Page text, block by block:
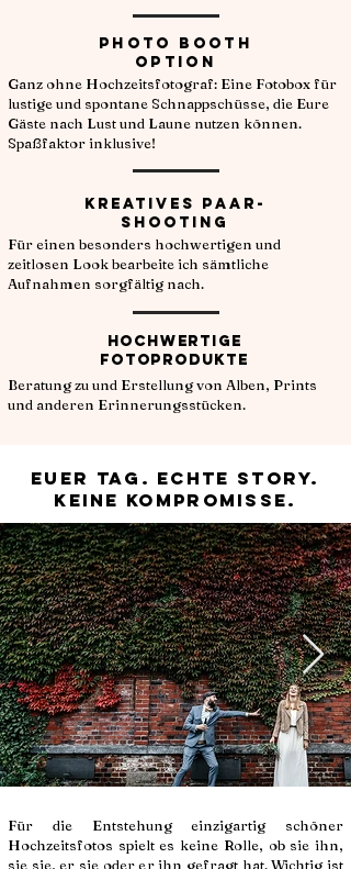
Photo Booth
Option
Ganz ohne Hochzeitsfotograf: Eine Fotobox für
lustige und spontane Schnappschüsse, die Eure
Gäste nach Lust und Laune nutzen können.
Spaßfaktor inklusive!
Kreatives Paar-
Shooting
Für einen besonders hochwertigen und
zeitlosen Look bearbeite ich sämtliche
Aufnahmen sorgfältig nach.
Hochwertige
Fotoprodukte
Beratung zu und Erstellung von Alben, Prints
und anderen Erinnerungsstücken.
Euer Tag. Echte Story.
Keine Kompromisse.
Für die Entstehung einzigartig schöner
Hochzeitsfotos spielt es keine Rolle, ob sie ihn,
sie sie, er sie oder er ihn gefragt hat. Wichtig ist